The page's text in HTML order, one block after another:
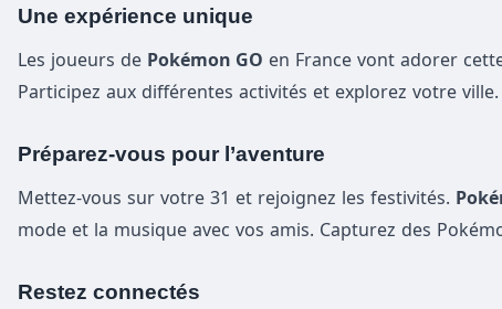
Une expérience unique
Les joueurs de Pokémon GO en France vont adorer
Participez aux différentes activités et explorez votre ville.
Préparez-vous pour l’aventure
Mettez-vous sur votre 31 et rejoignez les festivités.
mode et la musique avec vos amis. Capturez des
Restez connectés